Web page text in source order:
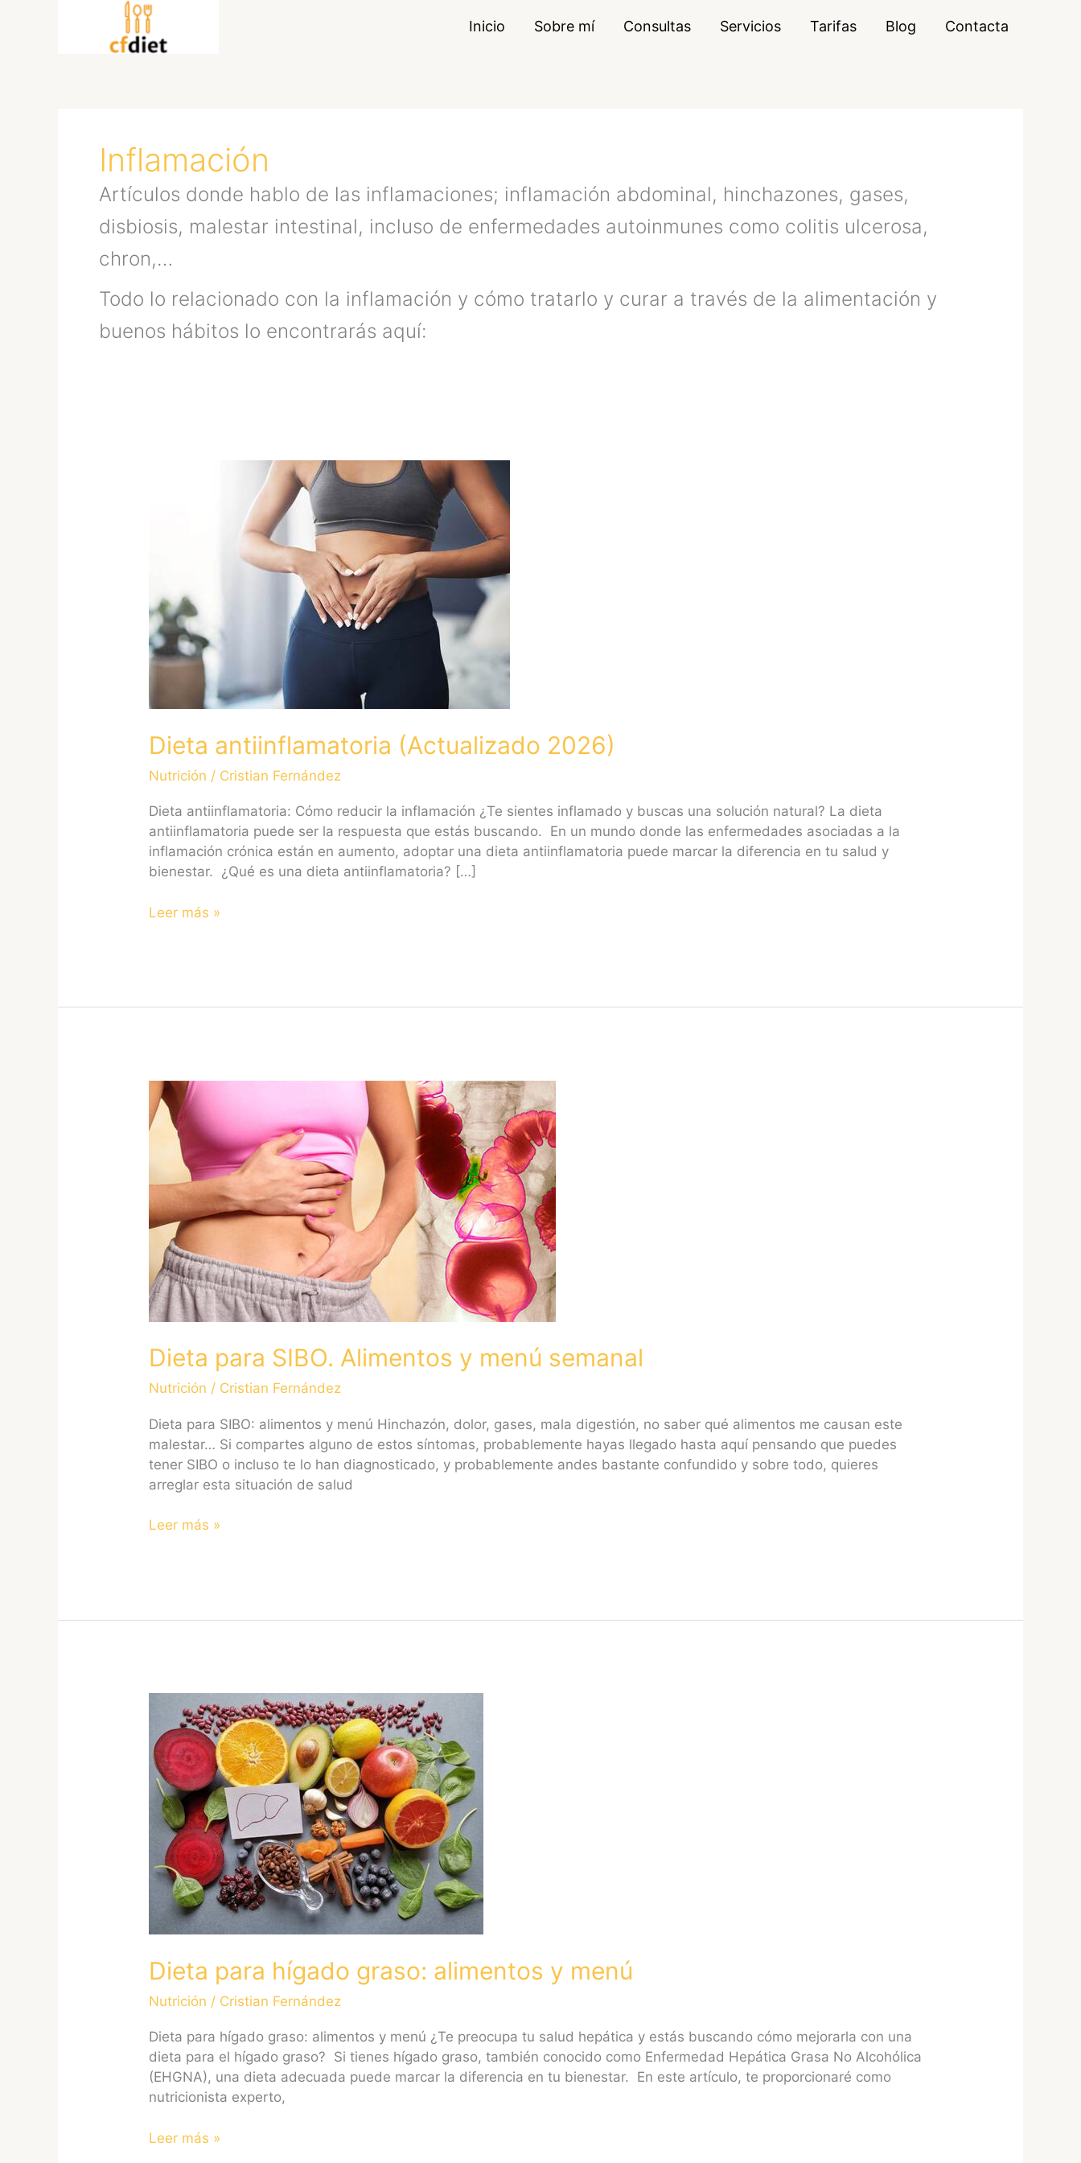
Inicio Sobre mí Consultas Servicios Tarifas Blog Contacta
Inflamación
Artículos donde hablo de las inflamaciones; inflamación abdominal, hinchazones, gases,
disbiosis, malestar intestinal, incluso de enfermedades autoinmunes como colitis ulcerosa,
chron,…
Todo lo relacionado con la inflamación y cómo tratarlo y curar a través de la alimentación y
buenos hábitos lo encontrarás aquí:
Dieta antiinflamatoria (Actualizado 2026)
Nutrición / Cristian Fernández
Dieta antiinflamatoria: Cómo reducir la inflamación ¿Te sientes inflamado y buscas una solución natural? La dieta
antiinflamatoria puede ser la respuesta que estás buscando. En un mundo donde las enfermedades asociadas a la
inflamación crónica están en aumento, adoptar una dieta antiinflamatoria puede marcar la diferencia en tu salud y
bienestar. ¿Qué es una dieta antiinflamatoria? […]
Leer más »
Dieta para SIBO. Alimentos y menú semanal
Nutrición / Cristian Fernández
Dieta para SIBO: alimentos y menú Hinchazón, dolor, gases, mala digestión, no saber qué alimentos me causan este
malestar… Si compartes alguno de estos síntomas, probablemente hayas llegado hasta aquí pensando que puedes
tener SIBO o incluso te lo han diagnosticado, y probablemente andes bastante confundido y sobre todo, quieres
arreglar esta situación de salud
Dieta
para
SIBO.
Alimentos
menú
semanal
Leer más »
Dieta para hígado graso: alimentos y menú
Nutrición / Cristian Fernández
Dieta para hígado graso: alimentos y menú ¿Te preocupa tu salud hepática y estás buscando cómo mejorarla con una
dieta para el hígado graso? Si tienes hígado graso, también conocido como Enfermedad Hepática Grasa No Alcohólica
(EHGNA), una dieta adecuada puede marcar la diferencia en tu bienestar. En este artículo, te proporcionaré como
nutricionista experto,
para
hígado
graso:
alimentos
menú
Leer más »